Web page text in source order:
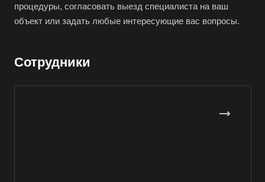
процедуры, согласовать выезд специалиста на ваш
объект или задать любые интересующие вас вопросы.
Сотрудники
Великий Устюг
Верхний Уфалей
Верхняя Пышма